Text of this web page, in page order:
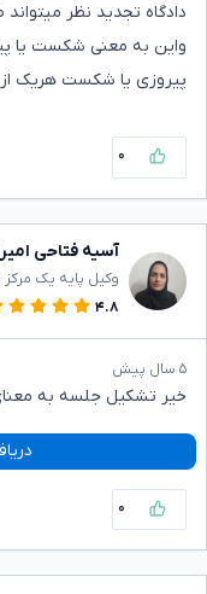
دادگاه تجدید نظر
واین به معنی شکست یا
پیروزی یا شکست هریک
۰
آسیه فتاحی
وکیل پایه یک
۴.۸
۵ سال پیش
خیر تشکیل جلسه به
۰